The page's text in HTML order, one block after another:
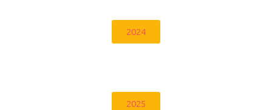
2024
2025